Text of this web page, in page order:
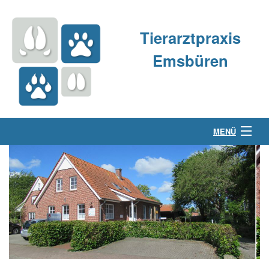
Tierarztpraxis
Emsbüren
MENÜ
Über uns
Kleintierpraxis
Großtierpraxis
Kontakt & Anfahrt